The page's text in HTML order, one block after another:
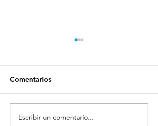
Piojos y Extensiones De
Comentarios
Escribir un comentario...